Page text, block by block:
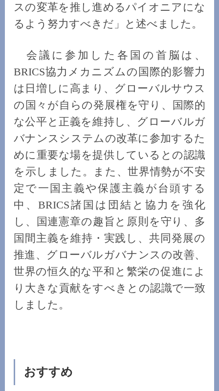
スの変革を推し進めるパイオニアにな
るよう努力すべきだ」と述べました。
会議に参加した各国の首脳は、
BRICS協力メカニズムの国際的影響力
は日増しに高まり、グローバルサウス
の国々が自らの発展権を守り、国際的
な公平と正義を維持し、グローバルガ
バナンスシステムの改革に参加するた
めに重要な場を提供しているとの認識
を示しました。また、世界情勢が不安
定で一国主義や保護主義が台頭する
中、BRICS諸国は団結と協力を強化
し、国連憲章の趣旨と原則を守り、多
国間主義を維持・実践し、共同発展の
推進、グローバルガバナンスの改善、
世界の恒久的な平和と繁栄の促進によ
り大きな貢献をすべきとの認識で一致
しました。
おすすめ